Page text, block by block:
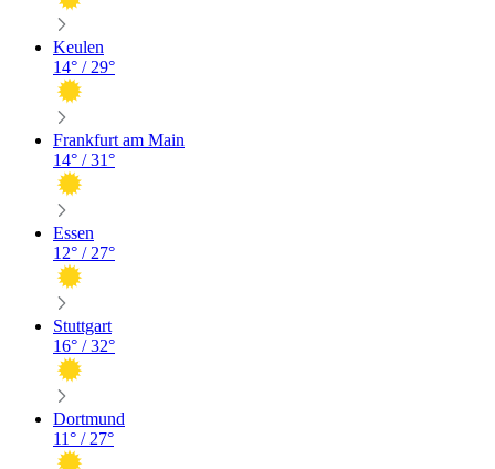
Keulen
14° / 29°
Frankfurt am Main
14° /31°
Essen
12° / 27°
Stuttgart
16° /32°
Dortmund
11° / 27°